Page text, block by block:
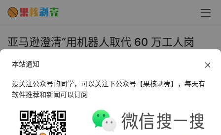
亚马逊澄清“用机器人取代 60 万工人岗
核剥壳
2025年10月23日 上午11:52
10 月 23 日消息，当地时间周二，《纽约时报》援引亚马
本站通知
没关注公众号的同学，可以关注下公众号【果核剥壳】，每天有
软件推荐和新闻可以订阅